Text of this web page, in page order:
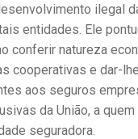
ilegal
entidades. Ele
conferir natureza
cooperativas e dar-
aos seguros
da União, a
seguradora.